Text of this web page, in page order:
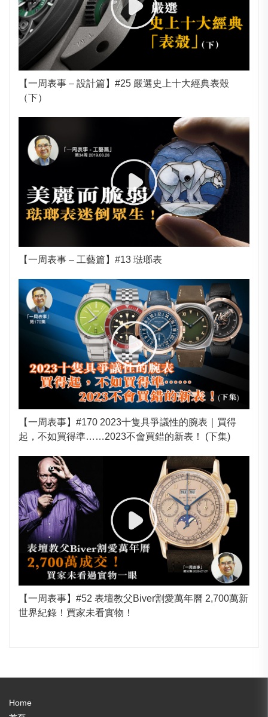
【一周表事 – 設計篇】#25 嚴選史上十大經典表殼
（下）
【一周表事 – 工藝篇】#13 琺瑯表
【一周表事】#170 2023十隻具爭議性的腕表｜買得
起，不如買得準……2023不會買錯的新表！ (下集)
【一周表事】#52 表壇教父Biver割愛萬年曆 2,700萬新
世界紀錄！買家未看實物！
Home